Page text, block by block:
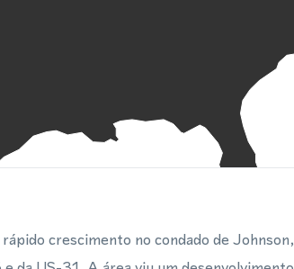
crescimento no condado de